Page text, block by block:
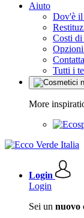
Aiuto
Dov'è il
Costi di
Tutti i
More
Login
Login
Sei un nuovo